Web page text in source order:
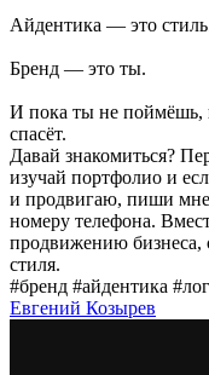
Айдентика — это
Бренд — это ты.
И пока ты не поймёшь,
спасёт.
Давай знакомиться?
изучай портфолио и
и продвигаю, пиши мне
номеру телефона.
продвижению бизнеса,
стиля.
#бренд #айдентика
Евгений Козырев